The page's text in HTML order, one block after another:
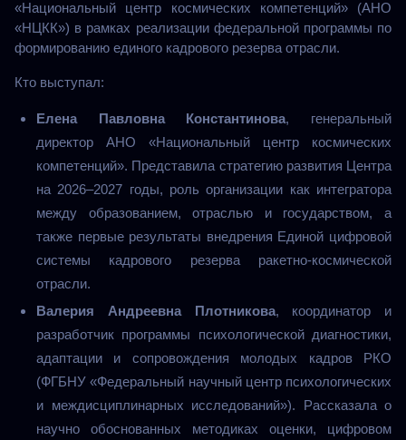
«Национальный центр космических компетенций» (АНО
«НЦКК») в рамках реализации федеральной программы по
формированию единого кадрового резерва отрасли.
Кто выступал:
Елена Павловна Константинова, генеральный
директор АНО «Национальный центр космических
компетенций». Представила стратегию развития Центра
на 2026–2027 годы, роль организации как интегратора
между образованием, отраслью и государством, а
также первые результаты внедрения Единой цифровой
системы кадрового резерва ракетно-космической
отрасли.
Валерия Андреевна Плотникова, координатор и
разработчик программы психологической диагностики,
адаптации и сопровождения молодых кадров РКО
(ФГБНУ «Федеральный научный центр психологических
и междисциплинарных исследований»).
Рассказала о
научно обоснованных методиках оценки, цифровом